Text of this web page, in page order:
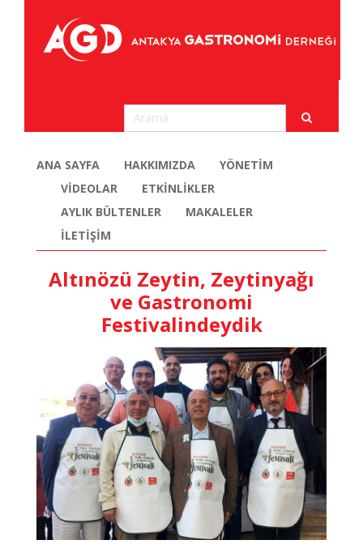
ANA SAYFA HAKKIMIZDA
YÖNETİM
VİDEOLAR
ETKİNLİKLER
AYLIK BÜLTENLER
MAKALELER
İLETİŞİM
Altınözü Zeytin, Zeytinyağı
ve Gastronomi
Festivalindeydik